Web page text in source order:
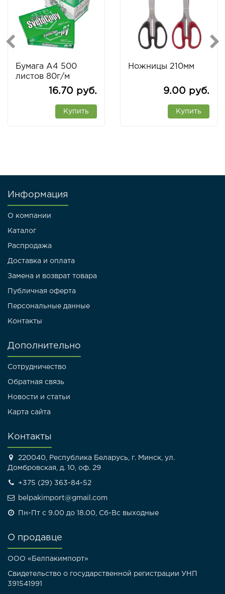
Бумага А4 500
листов 80г/м
SVETOCOPY
16.70 руб.
Купить
Ножницы 210мм
9.00 руб.
Купить
Информация
О компании
Каталог
Распродажа
Доставка и оплата
Замена и возврат товара
Публичная оферта
Персональные данные
Контакты
Дополнительно
Сотрудничество
Обратная связь
Новости и статьи
Карта сайта
Контакты
220040, Республика Беларусь, г. Минск, ул.
Домбровская, д. 10, оф. 29
+375 (29) 363-84-52
belpakimport@gmail.com
Пн-Пт с 9.00 до 18.00, Сб-Вс выходные
О продавце
ООО «Белпакимпорт»
Свидетельство о государственной регистрации УНП
391541991